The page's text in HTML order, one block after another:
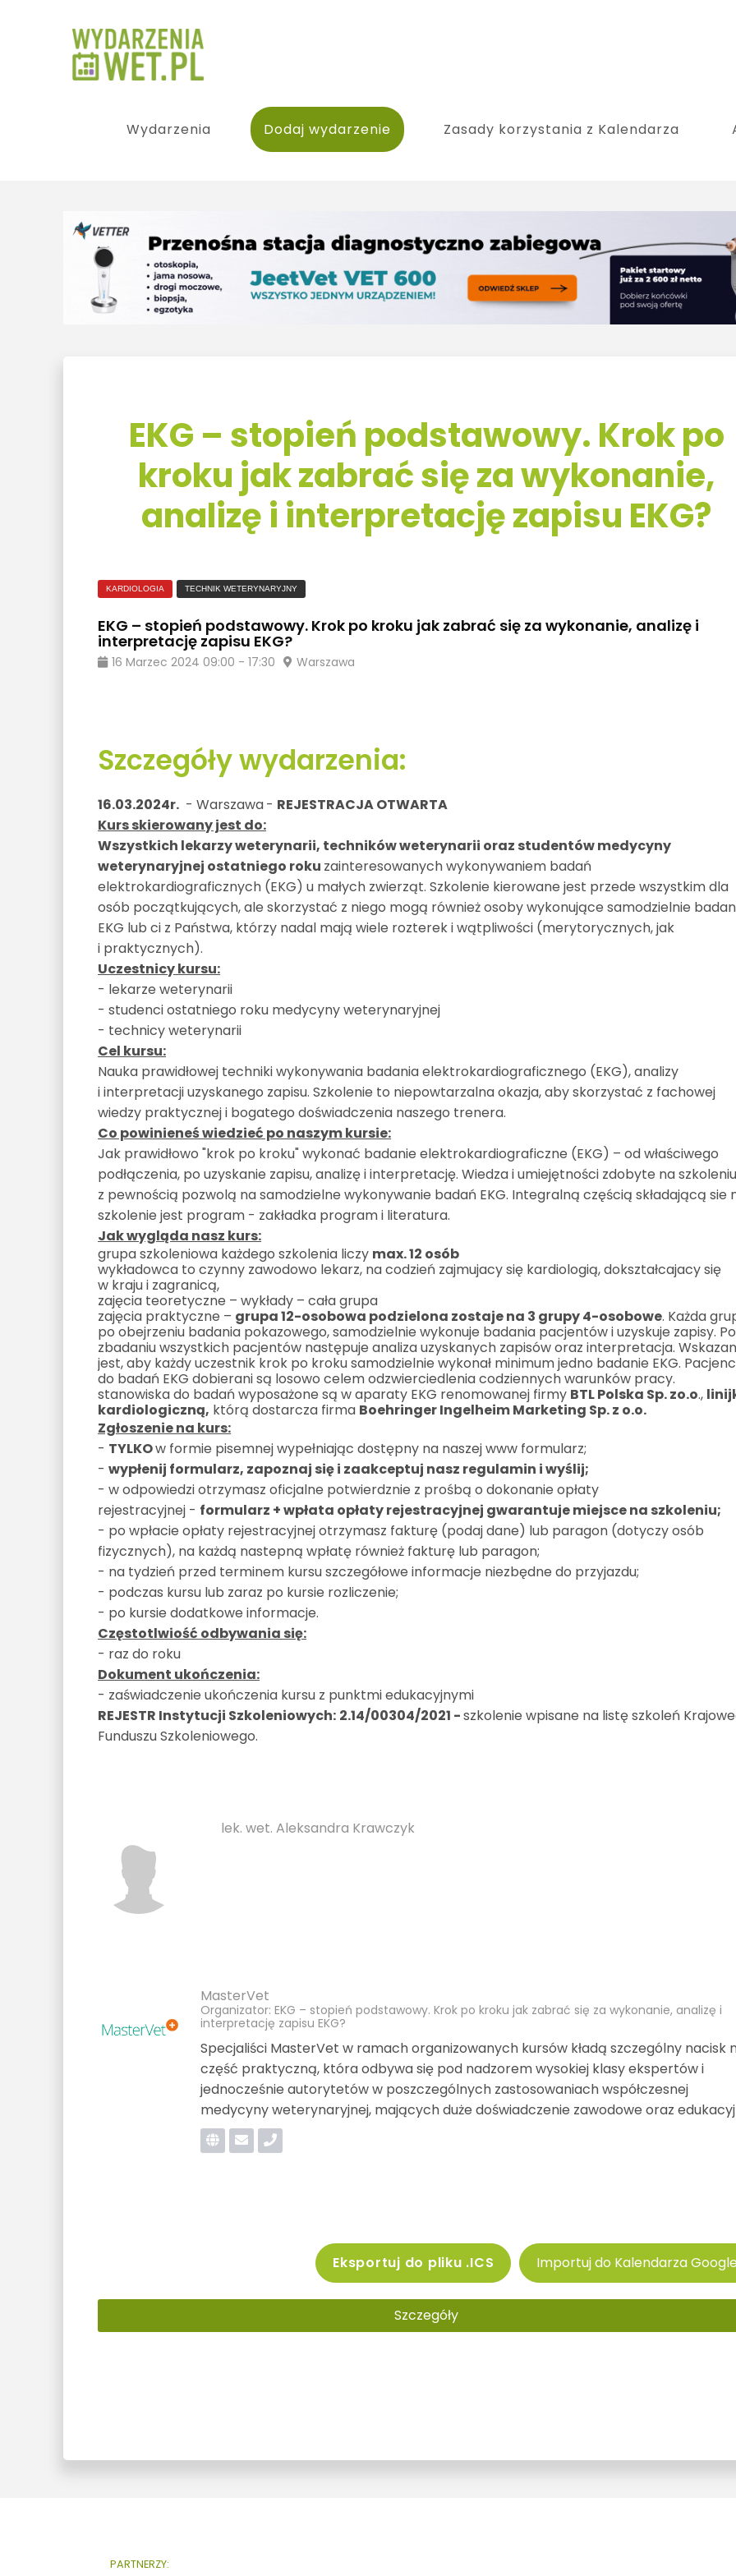
Wydarzenia Dodaj wydarzenie Zasady korzystania z Kalendarza
EKG – stopień podstawowy. Krok po
kroku jak zabrać się za wykonanie,
analizę i interpretację zapisu EKG?
KARDIOLOGIA TECHNIK WETERYNARYJNY
EKG – stopień podstawowy. Krok po kroku jak zabrać się za wykonanie, analizę i
interpretację zapisu EKG?
16 Marzec 2024 09:00 -17:30 Warszawa
Szczegóły wydarzenia:
16.03.2024r. - Warszawa- REJESTRACJA OTWARTA
Kurs skierowany jest do:
Wszystkich lekarzy weterynarii, techników weterynarii oraz studentów medycyny
weterynaryjnej ostatniego roku zainteresowanych wykonywaniem badań
elektrokardiograficznych (EKG) u małych zwierząt. Szkolenie kierowane jest przede wszystkim dla
osób początkujących, ale skorzystać z niego mogą również osoby wykonujące samodzielnie
EKG lub ci z Państwa, którzy nadal mają wiele rozterek i wątpliwości (merytorycznych, jak
i praktycznych).
Uczestnicy kursu:
- lekarze weterynarii
- studenci ostatniego roku medycyny weterynaryjnej
- technicy weterynarii
Cel kursu:
Nauka prawidłowej techniki wykonywania badania elektrokardiograficznego (EKG), analizy
i interpretacji uzyskanego zapisu. Szkolenie to niepowtarzalna okazja, aby skorzystać z fachowej
wiedzy praktycznej i bogatego doświadczenia naszego trenera.
Co powinieneś wiedzieć po naszym kursie:
Jak prawidłowo "krok po kroku" wykonać badanie elektrokardiograficzne (EKG) – od właściwego
podłączenia, po uzyskanie zapisu, analizę i interpretację. Wiedza i umiejętności zdobyte na
z pewnością pozwolą na samodzielne wykonywanie badań EKG. Integralną częścią składającą sie
szkolenie jest program - zakładka program i literatura.
Jak wygląda nasz kurs:
grupa szkoleniowa każdego szkolenia liczy max. 12 osób
wykładowca to czynny zawodowo lekarz, na codzień zajmujacy się kardiologią, dokształcajacy się
w kraju i zagranicą,
zajęcia teoretyczne – wykłady – cała grupa
zajęcia praktyczne – grupa 12-osobowa podzielona zostaje na 3 grupy 4-osobowe. Każda
po obejrzeniu badania pokazowego, samodzielnie wykonuje badania pacjentów i uzyskuje zapisy. Po
zbadaniu wszystkich pacjentów następuje analiza uzyskanych zapisów oraz interpretacja.
jest, aby każdy uczestnik krok po kroku samodzielnie wykonał minimum jedno badanie EKG.
do badań EKG dobierani są losowo celem odzwierciedlenia codziennych warunków pracy.
stanowiska do badań wyposażone są w aparaty EKG renomowanej firmy BTL Polska Sp. zo.o.,
kardiologiczną, którą dostarcza firma Boehringer Ingelheim Marketing Sp. z o.o.
Zgłoszenie na kurs:
- TYLKOw formie pisemnej wypełniając dostępny na naszej www formularz;
-wypłenij formularz, zapoznaj się i zaakceptuj nasz regulamin i wyślij;
- w odpowiedzi otrzymasz oficjalne potwierdznie z prośbą o dokonanie opłaty
rejestracyjnej - formularz + wpłata opłaty rejestracyjnej gwarantuje miejsce na szkoleniu;
- po wpłacie opłaty rejestracyjnej otrzymasz fakturę (podaj dane) lub paragon (dotyczy osób
fizycznych), na każdą nastepną wpłatę również fakturę lub paragon;
- na tydzień przed terminem kursu szczegółowe informacje niezbędne do przyjazdu;
- podczas kursu lub zaraz po kursie rozliczenie;
- po kursie dodatkowe informacje.
Częstotlwiość odbywania się:
- raz do roku
Dokument ukończenia:
- zaświadczenie ukończenia kursu z punktmi edukacyjnymi
REJESTR Instytucji Szkoleniowych: 2.14/00304/2021 -szkolenie wpisane na listę szkoleń
Funduszu Szkoleniowego.
lek. wet. Aleksandra Krawczyk
MasterVet
Organizator: EKG – stopień podstawowy. Krok po kroku jak zabrać się za wykonanie, analizę i
interpretację zapisu EKG?
Specjaliści MasterVet w ramach organizowanych kursów kładą szczególny nacisk
część praktyczną, która odbywa się pod nadzorem wysokiej klasy ekspertów i
jednocześnie autorytetów w poszczególnych zastosowaniach współczesnej
medycyny weterynaryjnej, mających duże doświadczenie zawodowe oraz
Eksportuj do pliku .ICS Importuj do Kalendarza
Szczegóły
PARTNERZY: